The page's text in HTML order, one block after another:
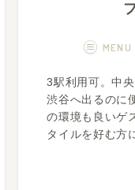
MENU
概要
空室状況
3駅利用可。中
渋谷へ出るのに
の環境も良いゲ
タイルを好む方